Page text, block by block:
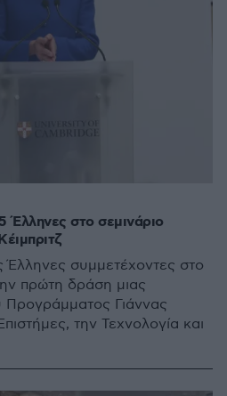
Έλληνες στο σεμινάριο
Έλληνες συμμετέχοντες στο
πρώτη δράση μιας
Προγράμματος Γιάννας
την Τεχνολογία και